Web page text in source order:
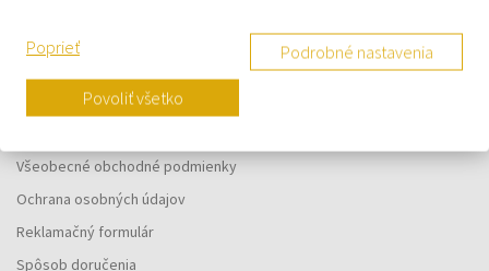
VŠETKO O NÁKUPE
Všeobecné obchodné podmienky
Ochrana osobných údajov
Reklamačný formulár
Spôsob doručenia
Poprieť Podrobné nastavenia
Povoliť všetko